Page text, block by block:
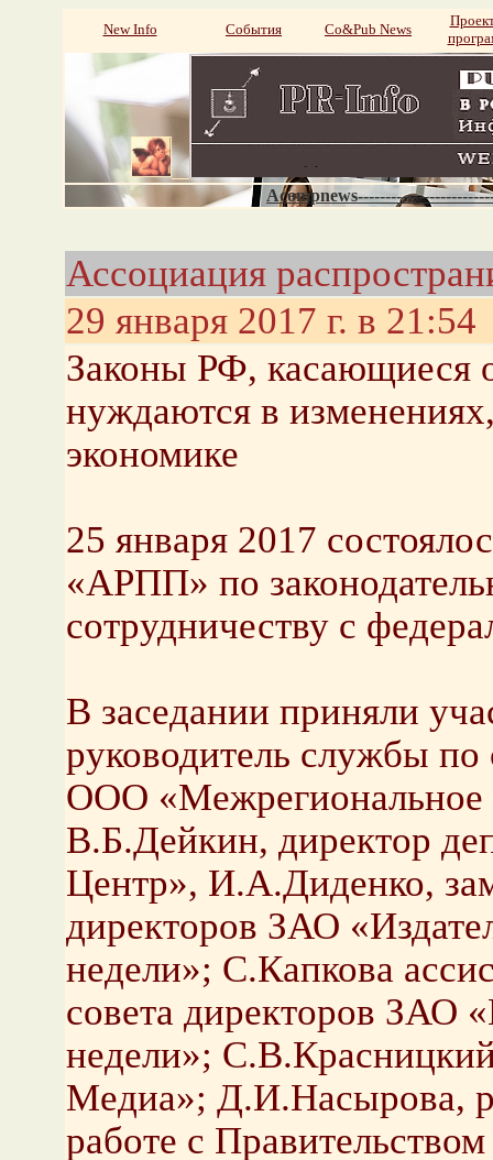
New Info События Со&Pub News
Ассоциация
29 января 2017 г. в 21:54
Законы РФ, касающиеся
нуждаются в
экономике
25 января 2017
«АРПП» по
сотрудничеству с
В заседании приняли
руководитель службы
ООО «Межрегиональное
В.Б.Дейкин, директор
Центр», И.А.Диденко,
директоров ЗАО
недели»; С.Капкова
совета директоров ЗАО
недели»;
Медиа»; Д.И.Насырова,
работе с